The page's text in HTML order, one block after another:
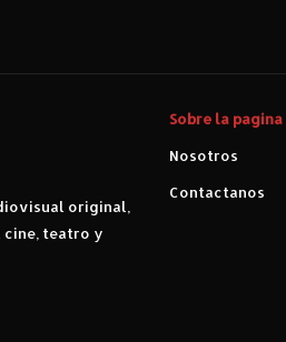
original,
teatro y
Sobre la pagina
Nosotros
Contactanos